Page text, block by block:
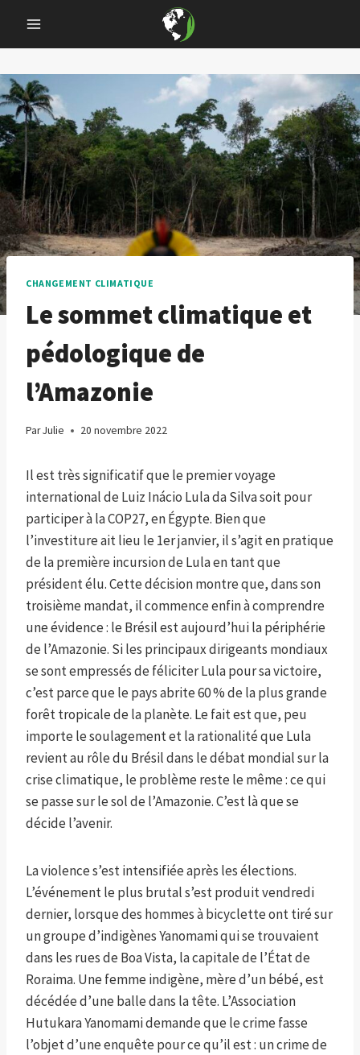
content
CHANGEMENT CLIMATIQUE
Le sommet climatique et
pédologique de
l’Amazonie
ParJulie 20 novembre 2022
Il est très significatif que le premier voyage
international de Luiz Inácio Lula da Silva soit pour
participer à la COP27, en Égypte. Bien que
l’investiture ait lieu le 1er janvier, il s’agit en pratique
de la première incursion de Lula en tant que
président élu. Cette décision montre que, dans son
troisième mandat, il commence enfin à comprendre
une évidence : le Brésil est aujourd’hui la périphérie
de l’Amazonie. Si les principaux dirigeants mondiaux
se sont empressés de féliciter Lula pour sa victoire,
c’est parce que le pays abrite 60 % de la plus grande
forêt tropicale de la planète. Le fait est que, peu
importe le soulagement et la rationalité que Lula
revient au rôle du Brésil dans le débat mondial sur la
crise climatique, le problème reste le même : ce qui
se passe sur le sol de l’Amazonie. C’est là que se
décide l’avenir.
La violence s’est intensifiée après les élections.
L’événement le plus brutal s’est produit vendredi
dernier, lorsque des hommes à bicyclette ont tiré sur
un groupe d’indigènes Yanomami qui se trouvaient
dans les rues de Boa Vista, la capitale de l’État de
Roraima. Une femme indigène, mère d’un bébé, est
décédée d’une balle dans la tête. L’Association
Hutukara Yanomami demande que le crime fasse
l’objet d’une enquête pour ce qu’il est : un crime de